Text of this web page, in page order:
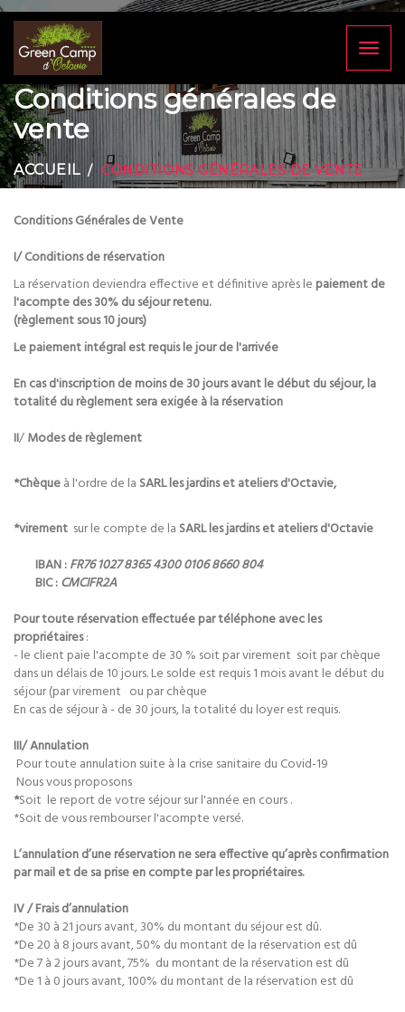
Conditions générales de
vente
ACCUEIL CONDITIONS GÉNÉRALES DE VENTE
Conditions Générales de Vente
I/ Conditions de réservation
La réservation deviendra effective et définitive après le paiement de
l'acompte des 30% du séjour retenu.
(règlement sous 10 jours)
Le paiement intégral est requis le jour de l'arrivée
En cas d'inscription de moins de 30 jours avant le début du séjour, la
totalité du règlement sera exigée à la réservation
II/Modes de règlement
*Chèqueà l'ordre de la SARL les jardins et ateliers d'Octavie,
*virement sur le compte de la SARL les jardins et ateliers d'Octavie
IBAN :FR76 1027 8365 4300 0106 8660 804
BIC :CMCIFR2A
Pour toute réservation effectuée par téléphone avec les
propriétaires:
- le client paie l'acompte de 30 % soit par virement soit par chèque
dans un délais de 10 jours. Le solde est requis 1 mois avant le début du
séjour (par virement ou par chèque
En cas de séjour à - de 30 jours, la totalité du loyer est requis.
III/ Annulation
Pour toute annulation suite à la crise sanitaire du Covid-19
Nous vous proposons
*Soit le report de votre séjour sur l'année en cours .
*Soit de vous rembourser l'acompte versé.
L’annulation d’une réservation ne sera effective qu’après confirmation
par mail et de sa prise en compte par les propriétaires.
IV / Frais d’annulation
*De 30 à 21 jours avant, 30% du montant du séjour est dû.
*De 20 à 8 jours avant, 50% du montant de la réservation est dû
*De 7 à 2 jours avant, 75% du montant de la réservation est dû
*De 1 à 0 jours avant, 100% du montant de la réservation est dû